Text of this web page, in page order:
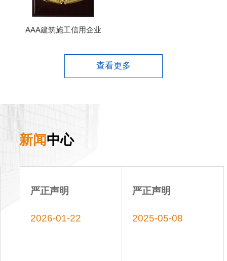
AAA建筑施工信用企业
查看更多
新闻中心
严正声明
2026-01-22
严正声明
2025-05-08